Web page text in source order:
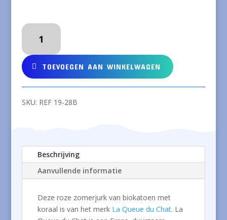
LA
QUEUE
DU
CHAT
Roze
zomerjurk
van
aantal
TOEVOEGEN AAN WINKELWAGEN
SKU: REF 19-28B
Beschrijving
Aanvullende informatie
Deze roze zomerjurk van biokatoen met
koraal is van het merk La Queue du Chat. La